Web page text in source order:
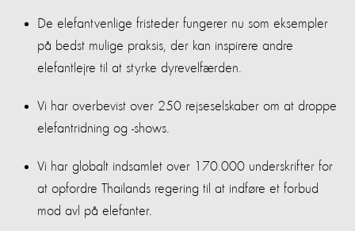
De elefantvenlige fristeder fungerer nu som eksempler
på bedst mulige praksis, der kan inspirere andre
elefantlejre til at styrke dyrevelfærden.
Vi har overbevist over 250 rejseselskaber om at droppe
elefantridning og -shows.
Vi har globalt indsamlet over 170.000 underskrifter for
at opfordre Thailands regering til at indføre et forbud
mod avl på elefanter.